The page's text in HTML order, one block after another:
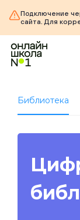
Подключение
сайта. Для
Библиотека